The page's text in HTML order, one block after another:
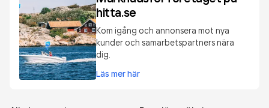
hitta.se
Kom igång och annonsera mot nya
kunder och samarbetspartners nära
dig.
Läs mer här